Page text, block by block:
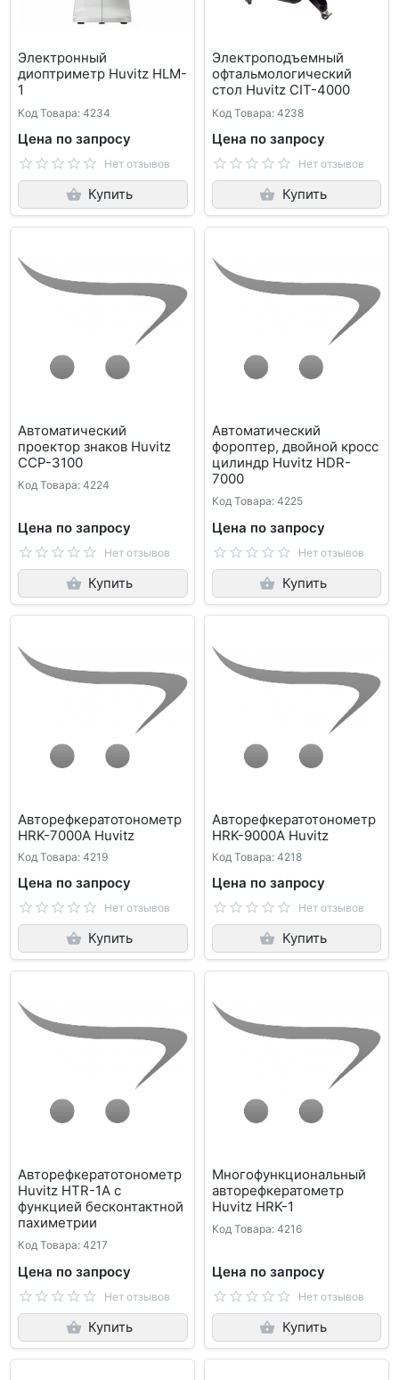
Электронный
диоптриметр Huvitz HLM-
1
Код Товара: 4234
Цена по запросу
Нет отзывов
Купить
Электроподъемный
офтальмологический
стол Huvitz CIT-4000
Код Товара: 4238
Цена по запросу
Нет отзывов
Купить
Автоматический
проектор знаков Huvitz
ССР-3100
Код Товара: 4224
Цена по запросу
Нет отзывов
Купить
Автоматический
фороптер, двойной кросс
цилиндр Huvitz HDR-
7000
Код Товара: 4225
Цена по запросу
Нет отзывов
Купить
Авторефкератотонометр
HRK-7000A Huvitz
Код Товара: 4219
Цена по запросу
Нет отзывов
Купить
Авторефкератотонометр
HRK-9000А Huvitz
Код Товара: 4218
Цена по запросу
Нет отзывов
Купить
Авторефкератотонометр
Huvitz HTR-1A с
функцией бесконтактной
пахиметрии
Код Товара: 4217
Цена по запросу
Нет отзывов
Купить
Многофункциональный
авторефкератометр
Huvitz HRK-1
Код Товара: 4216
Цена по запросу
Нет отзывов
Купить